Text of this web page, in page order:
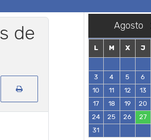
de
Agosto
L M X J
3
4 5 6
10
11 12 13
17
18 19 20
24
25 26 27
31